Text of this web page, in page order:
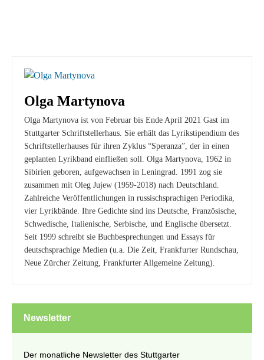
Olga Martynova
Olga Martynova ist von Februar bis Ende April 2021 Gast im
Stuttgarter Schriftstellerhaus. Sie erhält das Lyrikstipendium des
Schriftstellerhauses für ihren Zyklus “Speranza”, der in einen
geplanten Lyrikband einfließen soll. Olga Martynova, 1962 in
Sibirien geboren, aufgewachsen in Leningrad. 1991 zog sie
zusammen mit Oleg Jujew (1959-2018) nach Deutschland.
Zahlreiche Veröffentlichungen in russischsprachigen Periodika,
vier Lyrikbände. Ihre Gedichte sind ins Deutsche, Französische,
Schwedische, Italienische, Serbische, und Englische übersetzt.
Seit 1999 schreibt sie Buchbesprechungen und Essays für
deutschsprachige Medien (u.a. Die Zeit, Frankfurter Rundschau,
Neue Zürcher Zeitung, Frankfurter Allgemeine Zeitung).
Newsletter
Der monatliche Newsletter des Stuttgarter